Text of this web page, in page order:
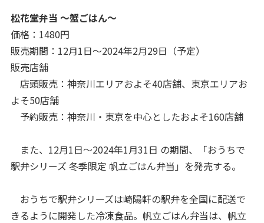
松花堂弁当 ～蟹ごはん～
価格：1480円
販売期間：12月1日～2024年2月29日（予定）
販売店舗
店頭販売：神奈川エリアおよそ40店舗、東京エリアお
よそ50店舗
予約販売：神奈川・東京を中心としたおよそ160店舗
また、12月1日～2024年1月31日 の期間、「おうちで
駅弁シリーズ 冬季限定 帆立ごはん弁当」を発売する。
おうちで駅弁シリーズは崎陽軒の駅弁を全国に配送で
きるように開発した冷凍食品。帆立ごはん弁当は、帆立